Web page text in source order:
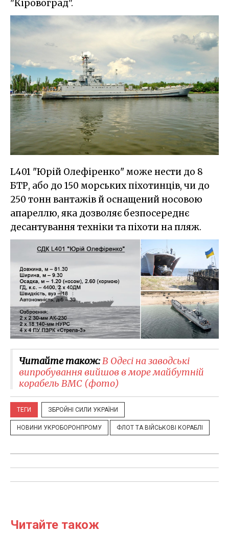
"Кіровоград".
L401 "Юрій Олефіренко" може нести до 8
БТР, або до 150 морських піхотинців, чи до
250 тонн вантажів й оснащений носовою
апареллю, яка дозволяє безпосереднє
десантування техніки та піхоти на пляж.
Читайте також:В Одесі на заводські
випробування вийшов в море майбутній
корабель ВМС (фото)
ТЕГИ ЗБРОЙНІ СИЛИ УКРАЇНИ
НОВИНИ УКРОБОРОНПРОМУ ФЛОТ ТА ВІЙСЬКОВІ КОРАБЛІ
Читайте також